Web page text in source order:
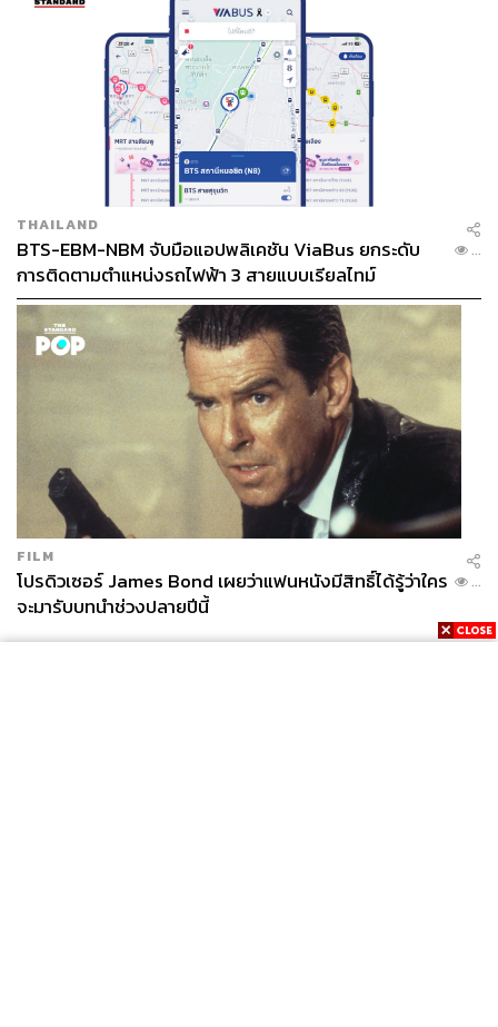
THAILAND
BTS-EBM-NBM จับมือแอปพลิเคชัน ViaBus ยกระดับ
การติดตามตำแหน่งรถไฟฟ้า 3 สายแบบเรียลไทม์
...
FILM
โปรดิวเซอร์ James Bond เผยว่าแฟนหนังมีสิทธิ์ได้รู้ว่าใคร
จะมารับบทนำช่วงปลายปีนี้
...